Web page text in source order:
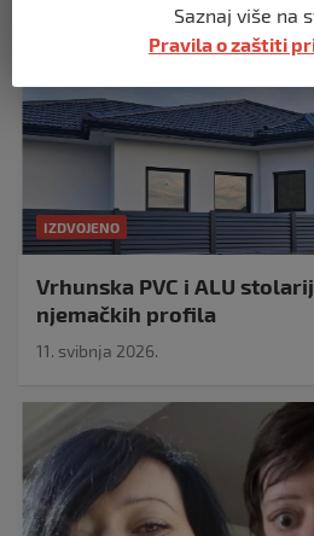
IZDVOJENO
Vrhunska PVC i ALU
njemačkih profila
11. svibnja 2026.
Saznaj više na
Pravila o zaštiti